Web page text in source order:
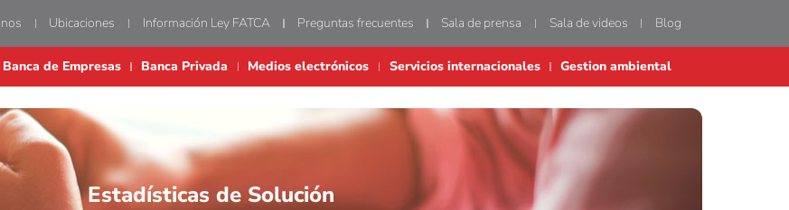
Blog
Sala de videos
Sala de prensa
Preguntas frecuentes
Información Ley FATCA
Ubicaciones
Gestion ambiental
Servicios internacionales
Medios electrónicos
Banca Privada
Banca de Empresas
Estadísticas de Solución